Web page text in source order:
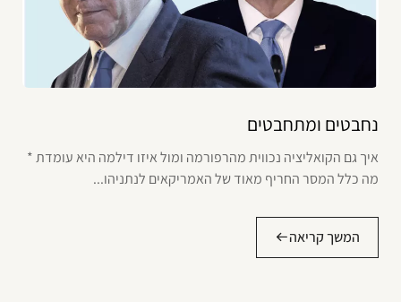
נחבטים ומתחבטים
איך גם הקואליציה נכווית מהרפורמה ומול איזו דילמה היא עומדת *
מה כלל המסר החריף מאוד של האמריקאים לנתניהו...
המשך קריאה